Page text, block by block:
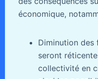
économique,
Diminution des
seront
collectivité en